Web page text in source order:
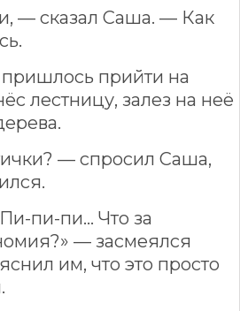
— сказал Саша. — Как
прийти на
лестницу, залез на неё
— спросил Саша,
пи-пи… Что за
— засмеялся
им, что это просто